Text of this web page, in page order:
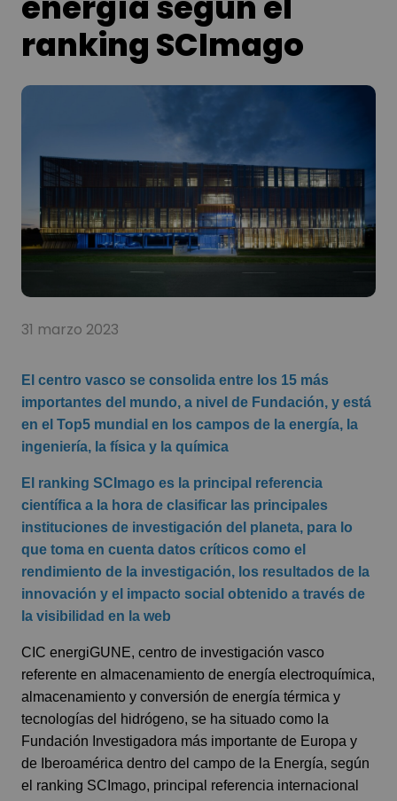
ranking SCImago
31 marzo 2023
El centro vasco se consolida entre los 15 más
importantes del mundo, a nivel de Fundación, y está
en el Top5 mundial en los campos de la energía, la
ingeniería, la física y la química
El ranking SCImago es la principal referencia
científica a la hora de clasificar las principales
instituciones de investigación del planeta, para lo
que toma en cuenta datos críticos como el
rendimiento de la investigación, los resultados de la
innovación y el impacto social obtenido a través de
la visibilidad en la web
CIC energiGUNE, centro de investigación vasco
referente en almacenamiento de energía electroquímica,
almacenamiento y conversión de energía térmica y
tecnologías del hidrógeno, se ha situado como la
Fundación Investigadora más importante de Europa y
de Iberoamérica dentro del campo de la Energía, según
el ranking SCImago, principal referencia internacional